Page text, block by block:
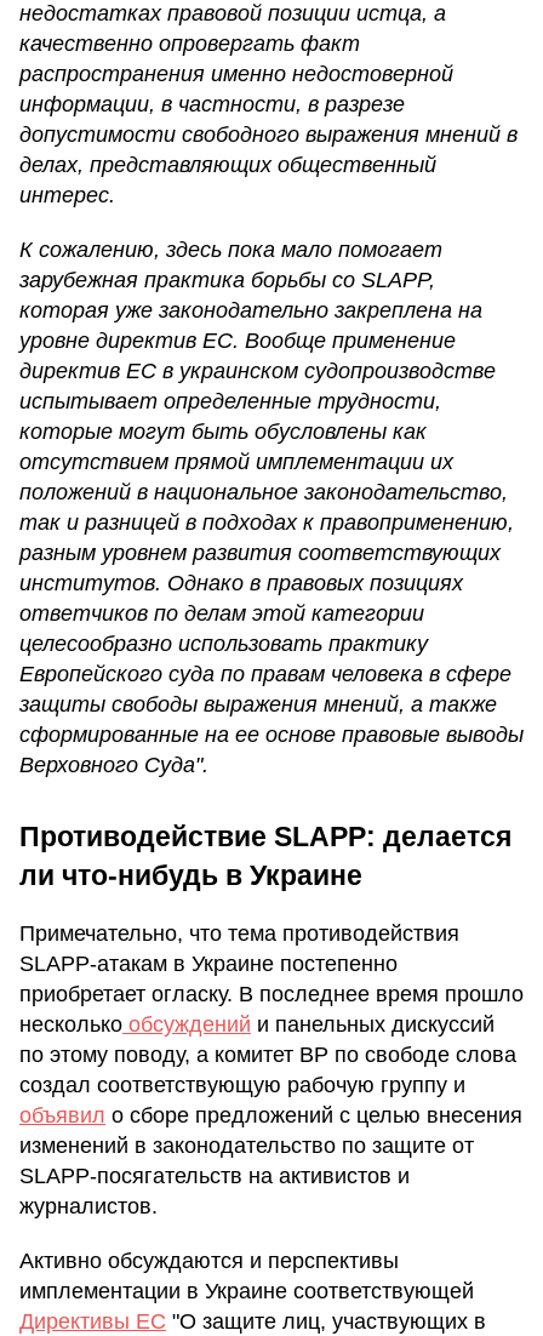
недостатках правовой позиции истца, а
качественно опровергать факт
распространения именно недостоверной
информации, в частности, в разрезе
допустимости свободного выражения мнений в
делах, представляющих общественный
интерес.
К сожалению, здесь пока мало помогает
зарубежная практика борьбы со SLAPP,
которая уже законодательно закреплена на
уровне директив ЕС. Вообще применение
директив ЕС в украинском судопроизводстве
испытывает определенные трудности,
которые могут быть обусловлены как
отсутствием прямой имплементации их
положений в национальное законодательство,
так и разницей в подходах к правоприменению,
разным уровнем развития соответствующих
институтов. Однако в правовых позициях
ответчиков по делам этой категории
целесообразно использовать практику
Европейского суда по правам человека в сфере
защиты свободы выражения мнений, а также
сформированные на ее основе правовые выводы
Верховного Суда".
Противодействие SLAPP: делается
ли что-нибудь в Украине
Примечательно, что тема противодействия
SLAPP-атакам в Украине постепенно
приобретает огласку. В последнее время прошло
несколько обсуждений и панельных дискуссий
по этому поводу, а комитет ВР по свободе слова
создал соответствующую рабочую группу и
объявил о сборе предложений с целью внесения
изменений в законодательство по защите от
SLAPP-посягательств на активистов и
журналистов.
Активно обсуждаются и перспективы
имплементации в Украине соответствующей
Директивы ЕС "О защите лиц, участвующих в